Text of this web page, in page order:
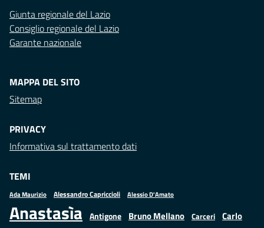
Giunta regionale del Lazio
Consiglio regionale del Lazio
Garante nazionale
MAPPA DEL SITO
Sitemap
PRIVACY
Informativa sul trattamento dati
TEMI
Ada Maurizio Alessandro Capriccioli Alessio D'Amato
Anastasìa Antigone Bruno Mellano Carceri
Carlo